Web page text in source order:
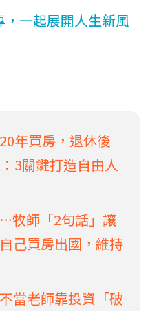
一起展開人生新風
年買房，退休後
3關鍵打造自由人
牧師「2句話」讓
己買房出國，維持
當老師靠投資「破